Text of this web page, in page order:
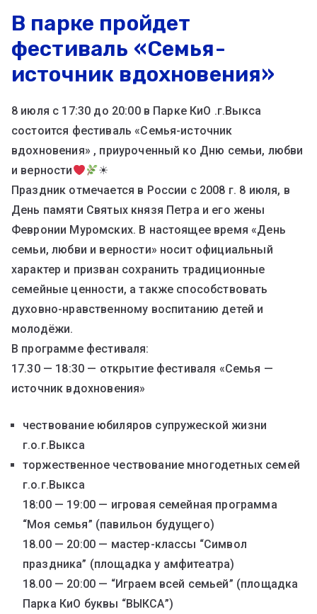
В парке пройдет
фестиваль «Семья-
источник вдохновения»
8 июля с 17:30 до 20:00 в Парке КиО .г.Выкса
состоится фестиваль «Семья-источник
вдохновения» , приуроченный ко Дню семьи, любви
и верности
☀
Праздник отмечается в России с 2008 г. 8 июля, в
День памяти Святых князя Петра и его жены
Февронии Муромских. В настоящее время «День
семьи, любви и верности» носит официальный
характер и призван сохранить традиционные
семейные ценности, а также способствовать
духовно-нравственному воспитанию детей и
молодёжи.
В программе фестиваля:
17.30 — 18:30 — открытие фестиваля «Семья —
источник вдохновения»
чествование юбиляров супружеской жизни
г.о.г.Выкса
торжественное чествование многодетных семей
г.о.г.Выкса
18:00 — 19:00 — игровая семейная программа
“Моя семья” (павильон будущего)
18.00 — 20:00 — мастер-классы “Символ
праздника” (площадка у амфитеатра)
18.00 — 20:00 — “Играем всей семьей” (площадка
Парка КиО буквы “ВЫКСА”)